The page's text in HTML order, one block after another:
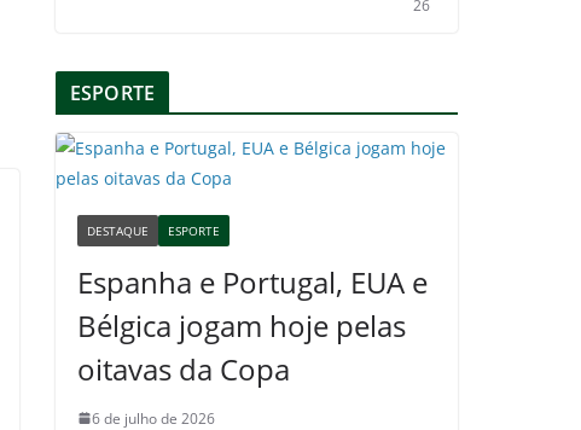
26
ESPORTE
DESTAQUE ESPORTE
Espanha e Portugal, EUA e
Bélgica jogam hoje pelas
oitavas da Copa
6 de julho de 2026